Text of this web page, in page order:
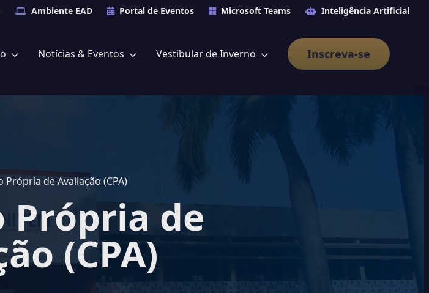
Ambiente EAD Portal de Eventos Microsoft Teams Inteligência Artificial
Notícias & Eventos Vestibular de Inverno Inscreva-se
Própria de Avaliação (CPA)
Própria de
(CPA)